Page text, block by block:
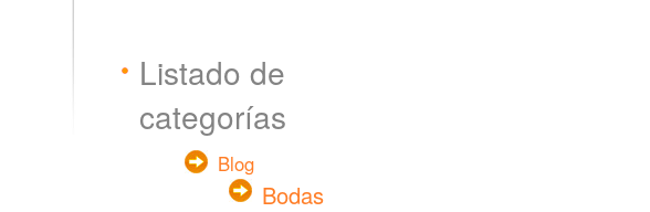
Listado de
categorías
Blog
Bodas